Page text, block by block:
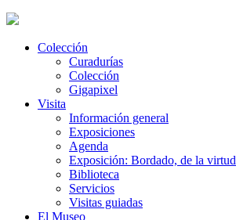
Colección
Curadurías
Colección
Gigapixel
Visita
Información general
Exposiciones
Agenda
Exposición: Bordado, de la virtud
Biblioteca
Servicios
Visitas guiadas
El Museo